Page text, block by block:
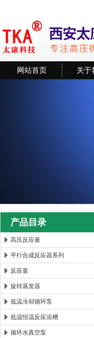
西安太康生物科技有限公司
网站首页 关于
产品目录
高压反应釜
平行合成反应器系列
反应釜
旋转蒸发器
低温冷却循环泵
低温恒温反应浴槽
循环水真空泵